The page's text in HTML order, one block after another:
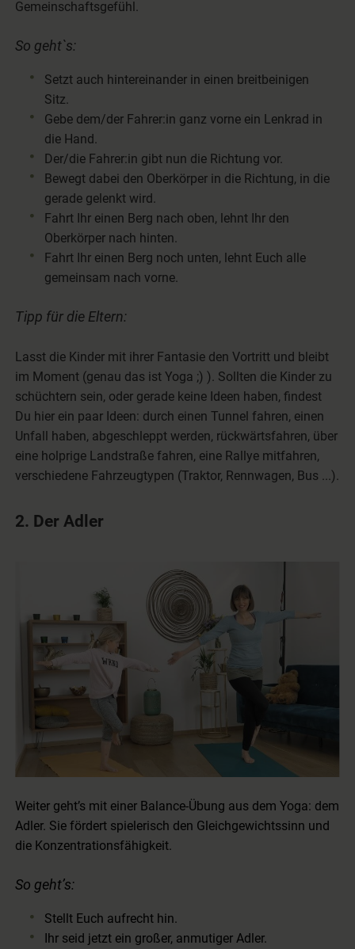
Gemeinschaftsgefühl.
So geht`s:
Setzt auch hintereinander in einen breitbeinigen
Sitz.
Gebe dem/der Fahrer:in ganz vorne ein Lenkrad in
die Hand.
Der/die Fahrer:in gibt nun die Richtung vor.
Bewegt dabei den Oberkörper in die Richtung, in die
gerade gelenkt wird.
Fahrt Ihr einen Berg nach oben, lehnt Ihr den
Oberkörper nach hinten.
Fahrt Ihr einen Berg noch unten, lehnt Euch alle
gemeinsam nach vorne.
Tipp für die Eltern:
Lasst die Kinder mit ihrer Fantasie den Vortritt und bleibt
im Moment (genau das ist Yoga ;) ). Sollten die Kinder zu
schüchtern sein, oder gerade keine Ideen haben, findest
Du hier ein paar Ideen: durch einen Tunnel fahren, einen
Unfall haben, abgeschleppt werden, rückwärtsfahren, über
eine holprige Landstraße fahren, eine Rallye mitfahren,
verschiedene Fahrzeugtypen (Traktor, Rennwagen, Bus ...).
2. Der Adler
Weiter geht’s mit einer Balance-Übung aus dem Yoga: dem
Adler. Sie fördert spielerisch den Gleichgewichtssinn und
die Konzentrationsfähigkeit.
So geht’s:
Stellt Euch aufrecht hin.
Ihr seid jetzt ein großer, anmutiger Adler.